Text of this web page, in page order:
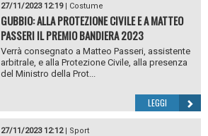
27/11/2023 12:19| Costume
GUBBIO: ALLA PROTEZIONE CIVILE E A MATTEO
PASSERI IL PREMIO BANDIERA 2023
Verrà consegnato a Matteo Passeri, assistente
arbitrale, e alla Protezione Civile, alla presenza
del Ministro della Prot...
LEGGI
27/11/2023 12:12| Sport